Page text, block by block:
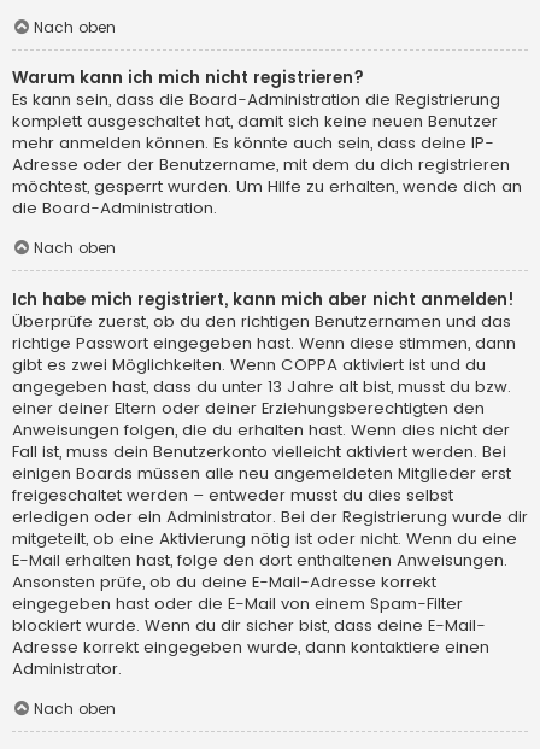
Nach oben
Warum kann ich mich nicht registrieren?
Es kann sein, dass die Board-Administration die Registrierung
komplett ausgeschaltet hat, damit sich keine neuen Benutzer
mehr anmelden können. Es könnte auch sein, dass deine IP-
Adresse oder der Benutzername, mit dem du dich registrieren
möchtest, gesperrt wurden. Um Hilfe zu erhalten, wende dich an
die Board-Administration.
Nach oben
Ich habe mich registriert, kann mich aber nicht anmelden!
Überprüfe zuerst, ob du den richtigen Benutzernamen und das
richtige Passwort eingegeben hast. Wenn diese stimmen, dann
gibt es zwei Möglichkeiten. Wenn COPPA aktiviert ist und du
angegeben hast, dass du unter 13 Jahre alt bist, musst du bzw.
einer deiner Eltern oder deiner Erziehungsberechtigten den
Anweisungen folgen, die du erhalten hast. Wenn dies nicht der
Fall ist, muss dein Benutzerkonto vielleicht aktiviert werden. Bei
einigen Boards müssen alle neu angemeldeten Mitglieder erst
freigeschaltet werden – entweder musst du dies selbst
erledigen oder ein Administrator. Bei der Registrierung wurde dir
mitgeteilt, ob eine Aktivierung nötig ist oder nicht. Wenn du eine
E-Mail erhalten hast, folge den dort enthaltenen Anweisungen.
Ansonsten prüfe, ob du deine E-Mail-Adresse korrekt
eingegeben hast oder die E-Mail von einem Spam-Filter
blockiert wurde. Wenn du dir sicher bist, dass deine E-Mail-
Adresse korrekt eingegeben wurde, dann kontaktiere einen
Administrator.
Nach oben